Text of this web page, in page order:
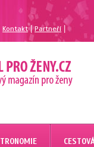
Kontakt| Partneří